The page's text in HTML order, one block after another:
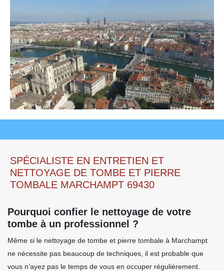
SPÉCIALISTE EN ENTRETIEN ET
NETTOYAGE DE TOMBE ET PIERRE
TOMBALE MARCHAMPT 69430
Pourquoi confier le nettoyage de votre
tombe à un professionnel ?
Même si le nettoyage de tombe et pierre tombale à Marchampt
ne nécessite pas beaucoup de techniques, il est probable que
vous n’ayez pas le temps de vous en occuper régulièrement.